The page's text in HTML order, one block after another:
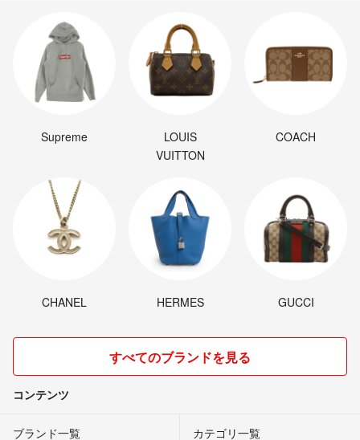
Supreme
LOUIS
VUITTON
COACH
CHANEL HERMES GUCCI
すべてのブランドを見る
コンテンツ
ブランド一覧 カテゴリ一覧